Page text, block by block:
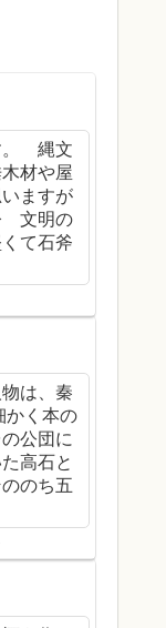
。 縄文
材や屋
ますが
文明の
て石斧
は、秦
かく本の
公団に
高石と
のち五